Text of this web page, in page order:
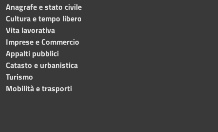
Anagrafe e stato civile
Cultura e tempo libero
Vita lavorativa
Imprese e Commercio
Appalti pubblici
Catasto e urbanistica
Turismo
Mobilità e trasporti